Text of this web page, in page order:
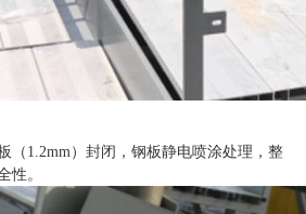
（ 1.2mm）封闭，钢板静电喷涂处理，整
性。